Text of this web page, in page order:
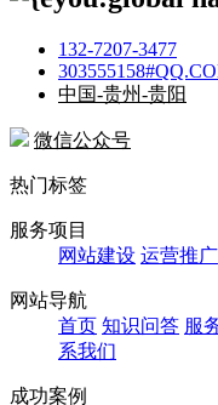
132-7207-3477
中国-贵州-贵阳
微信公众号
热门标签
服务项目
网站建设 运营推广
网站导航
首页 知识问答 服
系我们
成功案例